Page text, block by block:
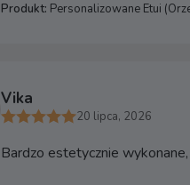
Produkt: Personalizowane Etui
Vika
20 lipca, 2026
Bardzo estetycznie